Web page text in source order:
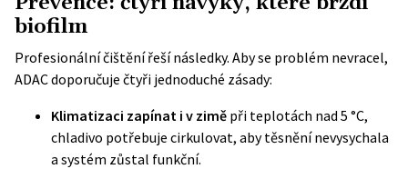
biofilm
Profesionální čištění řeší následky. Aby se problém nevracel,
ADAC doporučuje čtyři jednoduché zásady:
Klimatizaci zapínat i v zimě při teplotách nad 5 °C,
chladivo potřebuje cirkulovat, aby těsnění nevysychala
a systém zůstal funkční.